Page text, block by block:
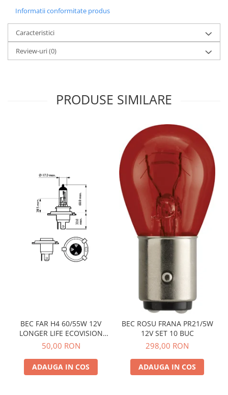
Informatii conformitate produs
Caracteristici
Review-uri(0)
PRODUSE SIMILARE
BEC FAR H4 60/55W 12V
LONGER LIFE ECOVISION
PHILIPS
50,00 RON
ADAUGA IN COS
BEC ROSU FRANA PR21/5W
12V SET 10 BUC
298,00 RON
ADAUGA IN COS